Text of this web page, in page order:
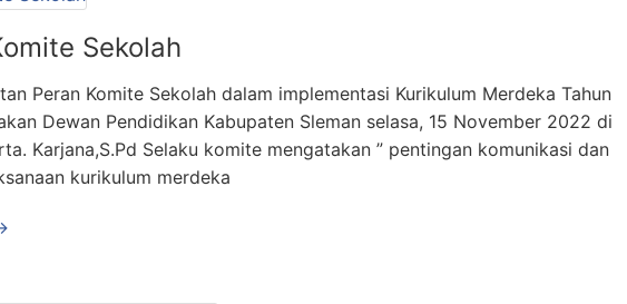
Sekolah
Peran Komite Sekolah dalam implementasi Kurikulum Merdeka Tahun
Dewan Pendidikan Kabupaten Sleman selasa, 15 November 2022 di
Karjana,S.Pd Selaku komite mengatakan ” pentingan komunikasi dan
kurikulum merdeka